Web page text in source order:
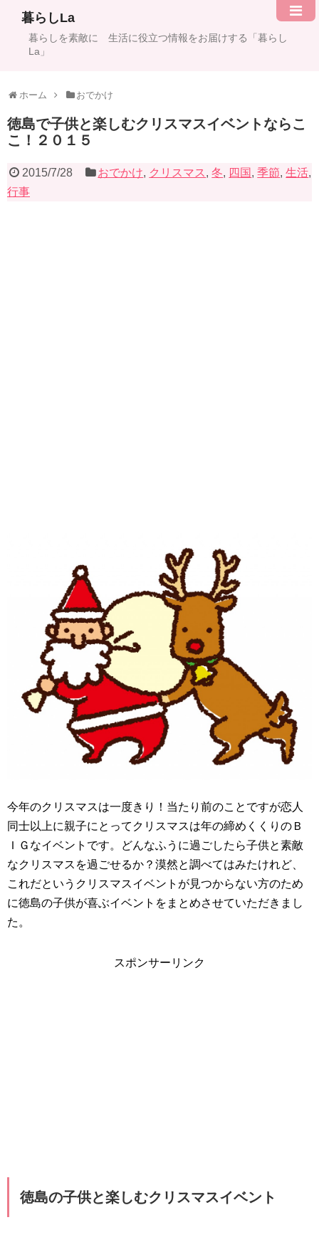
暮らしLa
暮らしを素敵に 生活に役立つ情報をお届けする「暮らし
La」
ホーム おでかけ
徳島で子供と楽しむクリスマスイベントならこ
こ！２０１５
2015/7/28 おでかけ, クリスマス ,冬, 四国 ,季節,生活,
行事
今年のクリスマスは一度きり！当たり前のことですが恋人
同士以上に親子にとってクリスマスは年の締めくくりのＢ
ＩＧなイベントです。どんなふうに過ごしたら子供と素敵
なクリスマスを過ごせるか？漠然と調べてはみたけれど、
これだというクリスマスイベントが見つからない方のため
に徳島の子供が喜ぶイベントをまとめさせていただきまし
た。
スポンサーリンク
徳島の子供と楽しむクリスマスイベント